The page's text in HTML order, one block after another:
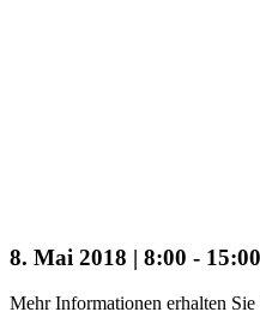
8. Mai 2018 | 8:00 - 15:00
Mehr Informationen erhalten